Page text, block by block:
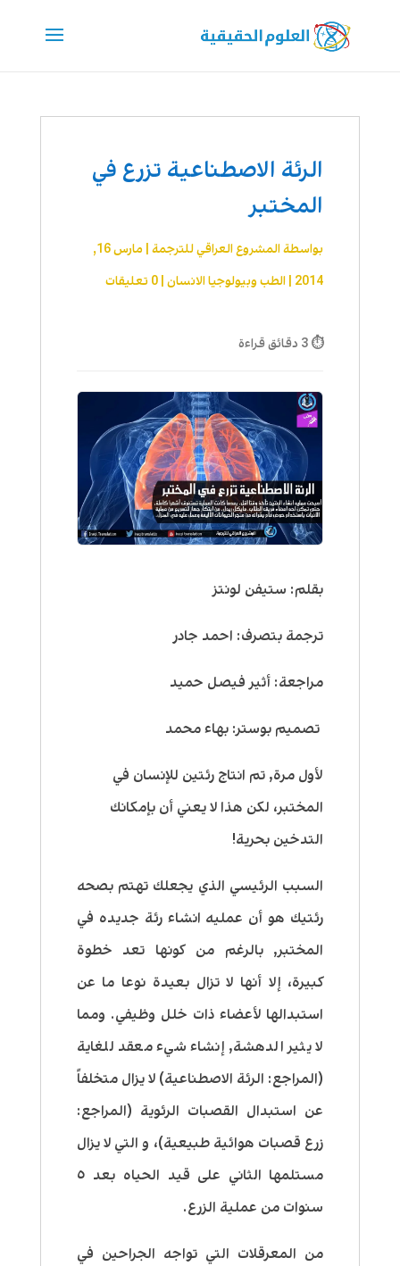
الرئة الاصطناعية تزرع في
المختبر
بواسطةالمشروع العراقي للترجمة|
مارس 16,
2014 الطب وبيولوجيا الانسان| 0 تعليقات
⏱ 3 دقائق قراءة
بقلم: ستيفن لونتز
ترجمة بتصرف: احمد جادر
مراجعة: أثير فيصل حميد
تصميم بوستر: بهاء محمد
لأول مرة, تم انتاج رئتين للإنسان في
المختبر، لكن هذا لا يعني أن بإمكانك
التدخين بحرية!
السبب الرئيسي الذي يجعلك تهتم بصحه
رئتيك هو أن عمليه انشاء رئة جديده في
المختبر, بالرغم من كونها تعد خطوة
كبيرة، إلا أنها لا تزال بعيدة نوعا ما عن
استبدالها لأعضاء ذات خلل وظيفي. ومما
لا يثير الدهشة, إنشاء شيء معقد للغاية
(المراجع: الرئة الاصطناعية) لا يزال متخلفاً
عن استبدال القصبات الرئوية (المراجع:
زرع قصبات هوائية طبيعية)، و التي لا يزال
مستلمها الثاني على قيد الحياه بعد ٥
سنوات من عملية الزرع.
من المعرقلات التي تواجه الجراحين في